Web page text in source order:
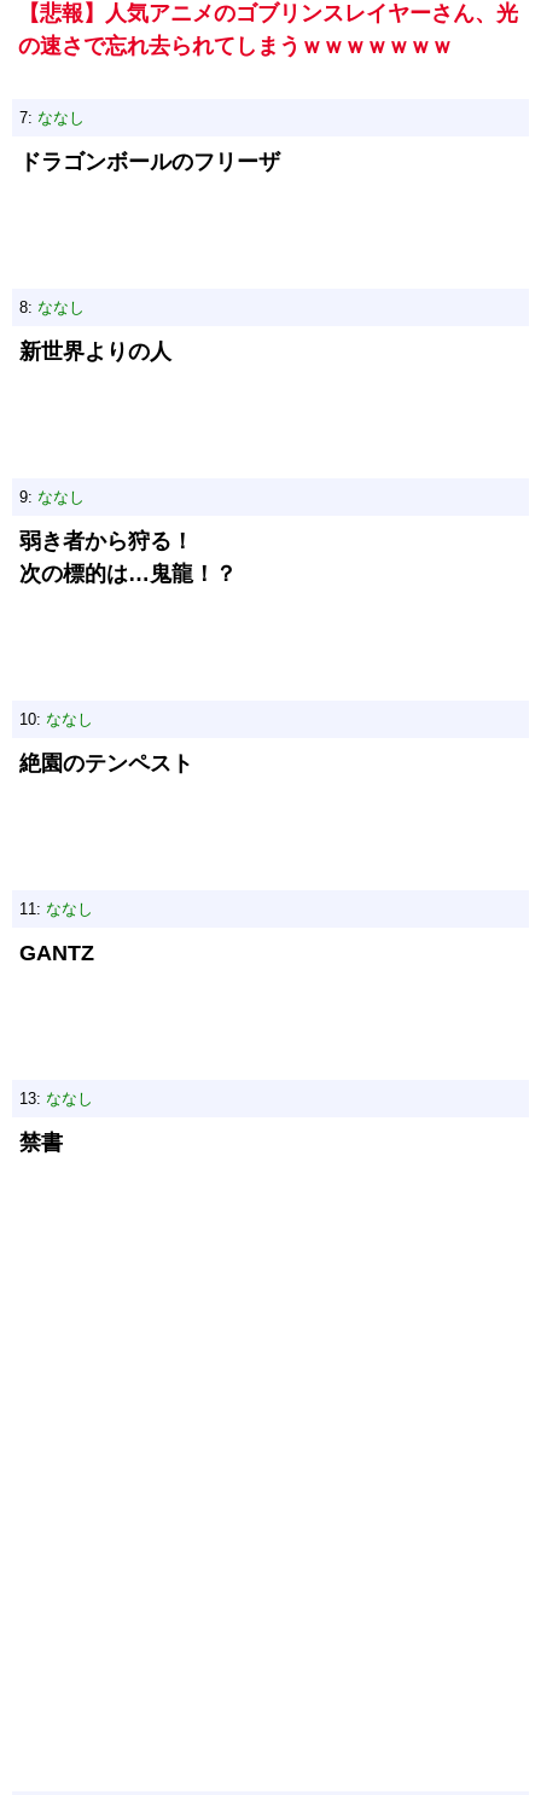
【悲報】人気アニメのゴブリンスレイヤーさん、光
の速さで忘れ去られてしまうｗｗｗｗｗｗｗ
7: ななし
ドラゴンボールのフリーザ
8: ななし
新世界よりの人
9: ななし
弱き者から狩る！
次の標的は…鬼龍！？
10: ななし
絶園のテンペスト
11: ななし
GANTZ
13: ななし
禁書